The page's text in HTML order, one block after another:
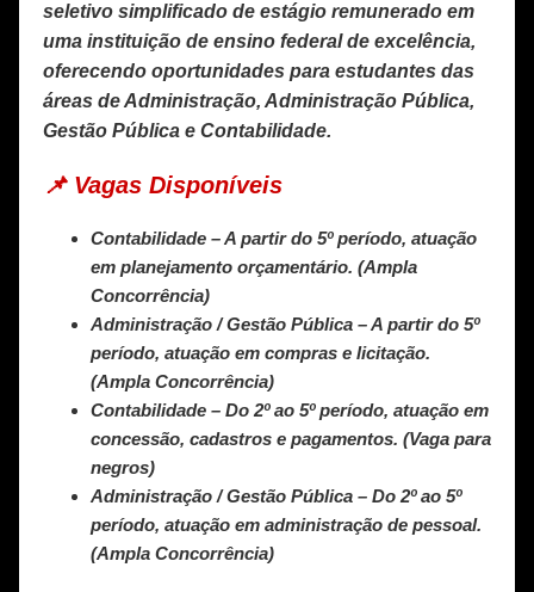
seletivo simplificado de estágio remunerado em
uma instituição de ensino federal de excelência,
oferecendo oportunidades para estudantes das
áreas deAdministração, Administração Pública,
Gestão Pública e Contabilidade.
📌 Vagas Disponíveis
Contabilidade – A partir do 5º período, atuação
em planejamento orçamentário. (Ampla
Concorrência)
Administração / Gestão Pública – A partir do 5º
período, atuação em compras e licitação.
(Ampla Concorrência)
Contabilidade – Do 2º ao 5º período, atuação em
concessão, cadastros e pagamentos. (Vaga para
negros)
Administração / Gestão Pública – Do 2º ao 5º
período, atuação em administração de pessoal.
(Ampla Concorrência)